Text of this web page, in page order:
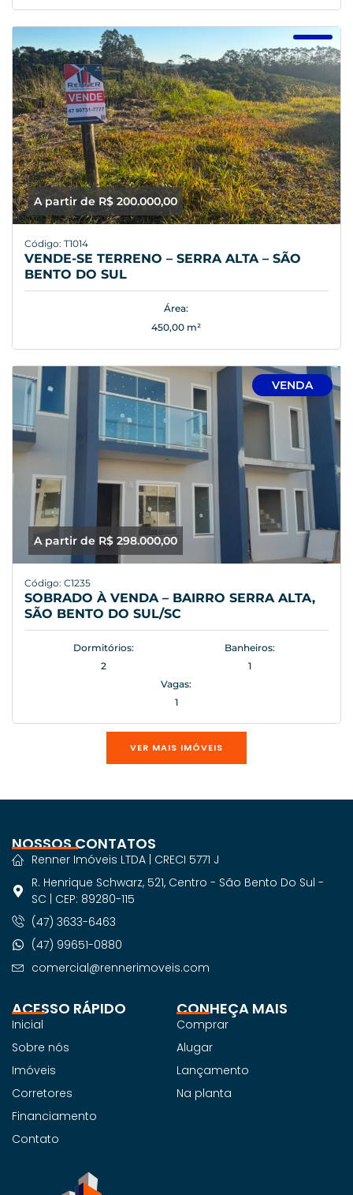
A partir de R$ 200.000,00
Código: T1014
VENDE-SE TERRENO – SERRA ALTA – SÃO
BENTO DO SUL
Área:
450,00 m²
A partir de R$ 298.000,00
VENDA
Código: C1235
SOBRADO À VENDA – BAIRRO SERRA ALTA,
SÃO BENTO DO SUL/SC
Dormitórios:
2
Banheiros:
1
Vagas:
1
VER MAIS IMÓVEIS
ACESSO RÁPIDO
Inicial
Sobre nós
Imóveis
Corretores
Financiamento
Contato
CONHEÇA MAIS
Comprar
Alugar
Lançamento
Na planta
NOSSOS CONTATOS
Renner Imóveis LTDA | CRECI 5771 J
R. Henrique Schwarz, 521, Centro - São Bento Do Sul -
SC | CEP: 89280-115
(47) 3633-6463
(47) 99651-0880
comercial@rennerimoveis.com